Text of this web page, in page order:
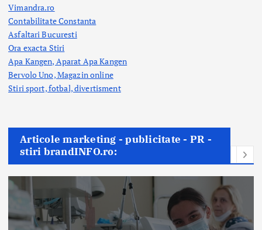
Vimandra.ro
Contabilitate Constanta
Asfaltari Bucuresti
Ora exacta Stiri
Apa Kangen, Aparat Apa Kangen
Bervolo Uno, Magazin online
Stiri sport, fotbal,divertisment
Articole marketing - publicitate - PR -
stiri brandINFO.ro: